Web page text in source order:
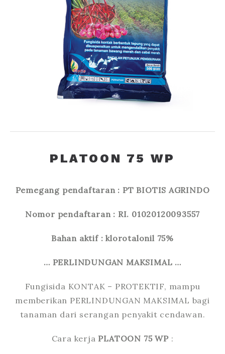
PLATOON 75 WP
Pemegang pendaftaran : PT BIOTIS AGRINDO
Nomor pendaftaran : RI. 01020120093557
Bahan aktif : klorotalonil 75%
… PERLINDUNGAN MAKSIMAL …
Fungisida KONTAK – PROTEKTIF, mampu
memberikan PERLINDUNGAN MAKSIMAL bagi
tanaman dari serangan penyakit cendawan.
Cara kerja PLATOON 75 WP :